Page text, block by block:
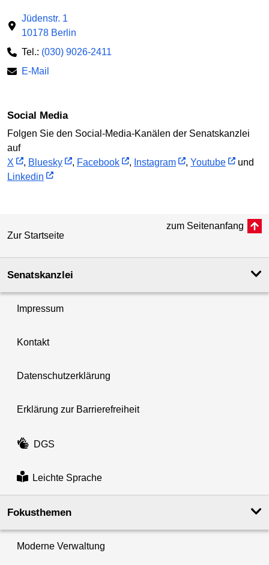
Jüdenstr. 1
10178 Berlin
Tel.: (030) 9026-2411
E-Mail
Social Media
Folgen Sie den Social-Media-Kanälen der Senatskanzlei
auf
X
, Bluesky , Facebook , Instagram , Youtube
und
Linkedin
Zur Startseite
zum Seitenanfang
Senatskanzlei
Impressum
Kontakt
Datenschutzerklärung
Erklärung zur Barrierefreiheit
DGS
Leichte Sprache
Fokusthemen
Moderne Verwaltung